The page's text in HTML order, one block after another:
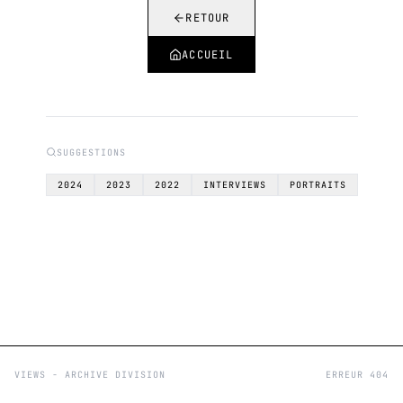
RETOUR
ACCUEIL
SUGGESTIONS
2024 2023 2022 INTERVIEWS PORTRAITS
VIEWS - ARCHIVE DIVISION ERREUR 404